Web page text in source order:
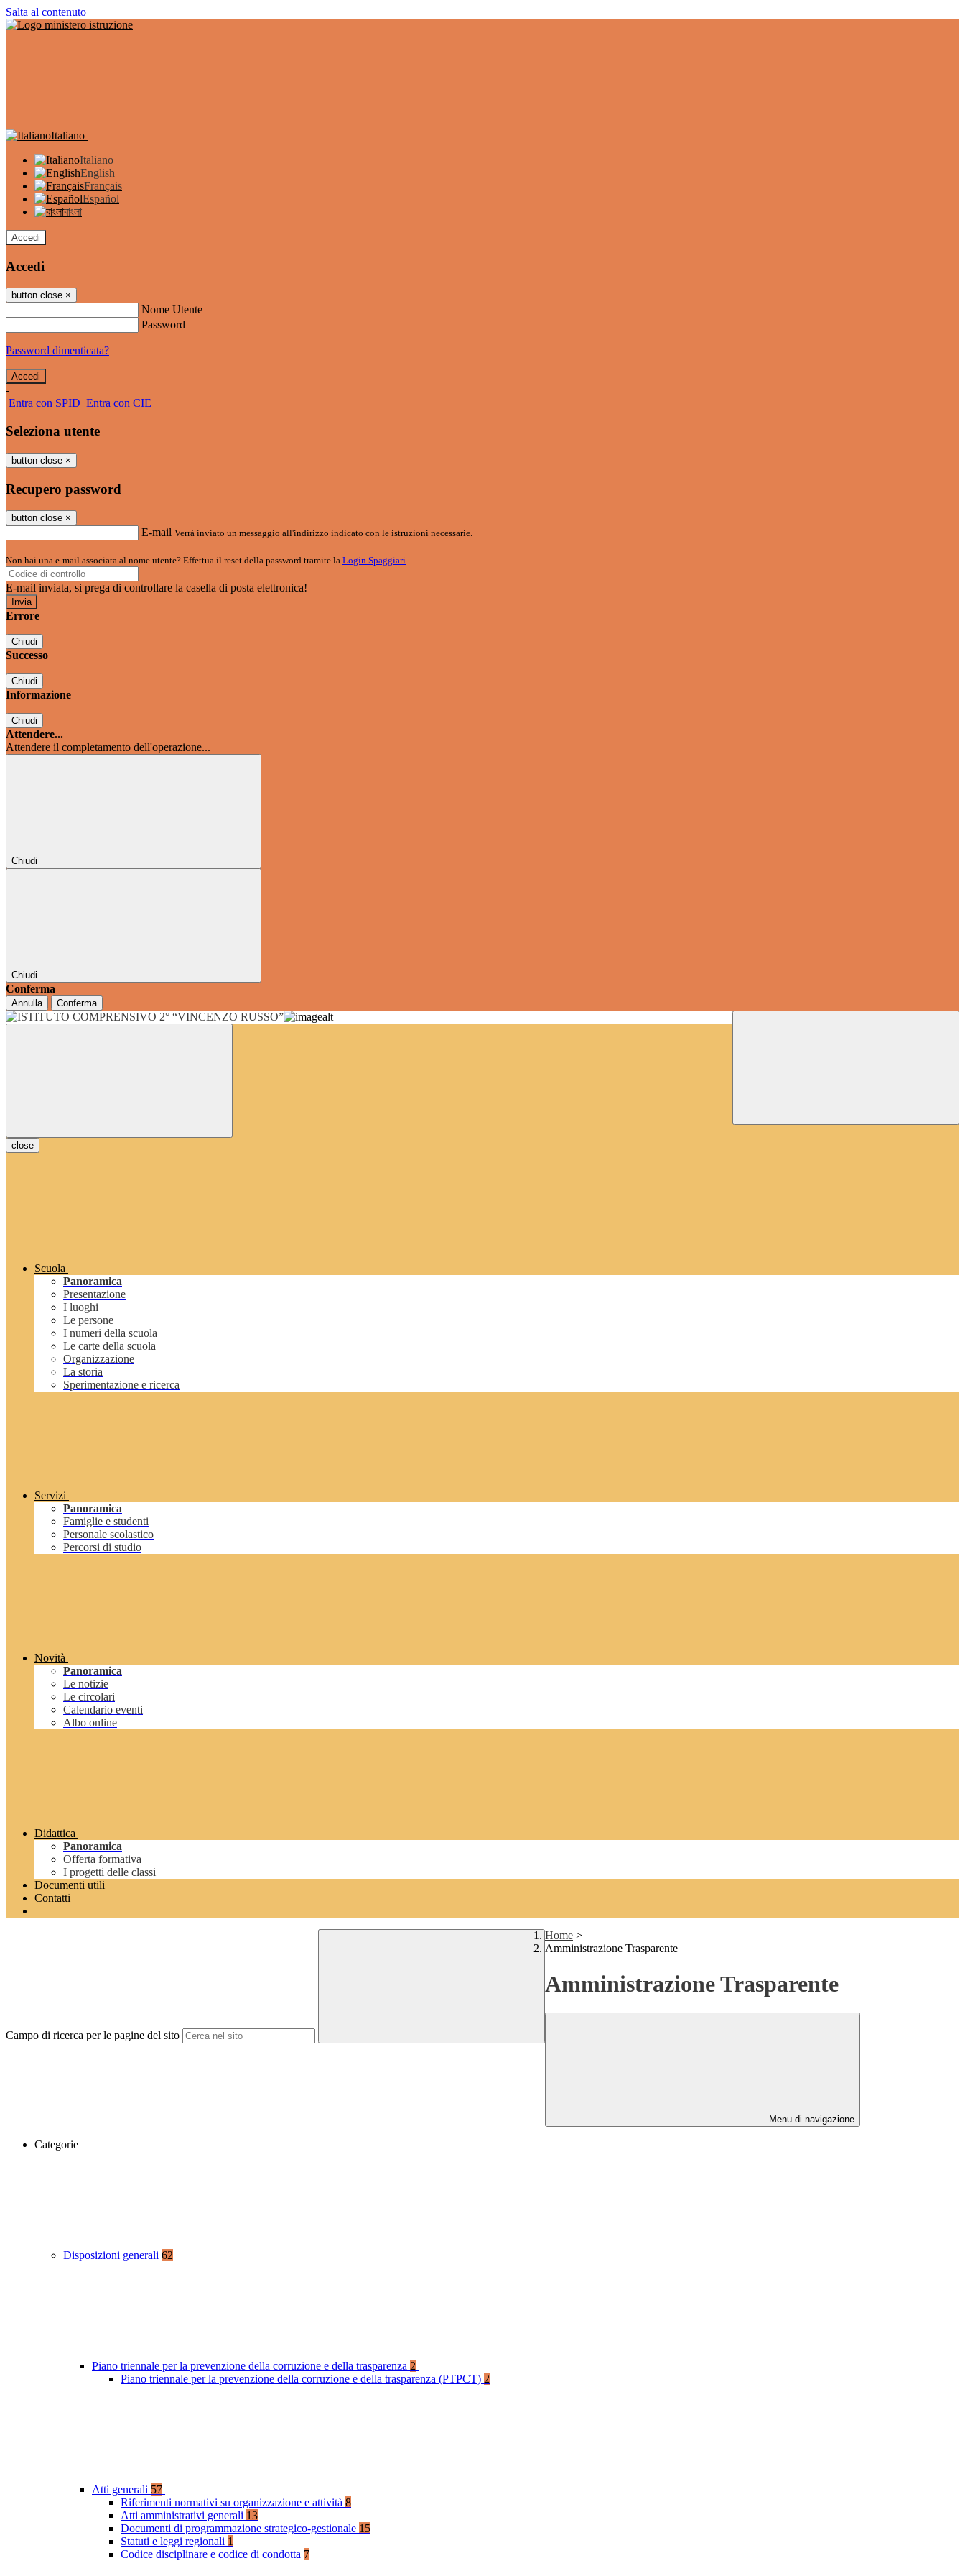
Salta al contenuto
Italiano
Italiano
English
Français
Español
বাংলা
Accedi
Accedi
button close ×
Nome Utente
Password
Password dimenticata?
-
Entra con SPID Entra con CIE
Seleziona utente
button close ×
Recupero password
button close ×
E-mail Verrà inviato un messaggio all'indirizzo indicato con le istruzioni necessarie.
Non hai una e-mail associata al nome utente? Effettua il reset della password tramite la Login Spaggiari
E-mail inviata, si prega di controllare la casella di posta elettronica!
Errore
Chiudi
Successo
Chiudi
Informazione
Chiudi
Attendere...
Attendere il completamento dell'operazione...
Chiudi
Chiudi
Conferma
Annulla Conferma
close
Scuola
Panoramica
Presentazione
I luoghi
Le persone
I numeri della scuola
Le carte della scuola
Organizzazione
La storia
Sperimentazione e ricerca
Servizi
Panoramica
Famiglie e studenti
Personale scolastico
Percorsi di studio
Novità
Panoramica
Le notizie
Le circolari
Calendario eventi
Albo online
Didattica
Panoramica
Offerta formativa
I progetti delle classi
Documenti utili
Contatti
Campo di ricerca per le pagine del sito
Home >
Amministrazione Trasparente
Amministrazione Trasparente
Menu di navigazione
Categorie
Disposizioni generali 62
Piano triennale per la prevenzione della corruzione e della trasparenza 2
Piano triennale per la prevenzione della corruzione e della trasparenza (PTPCT) 2
Atti generali 57
Riferimenti normativi su organizzazione e attività 8
Atti amministrativi generali 13
Documenti di programmazione strategico-gestionale 15
Statuti e leggi regionali 1
Codice disciplinare e codice di condotta 7